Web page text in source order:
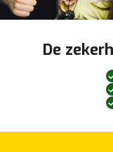
De